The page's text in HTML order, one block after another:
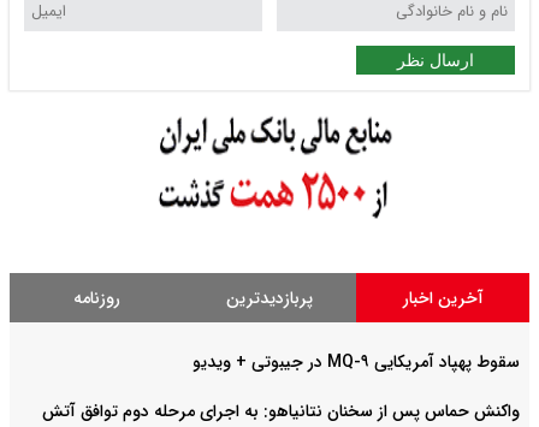
ارسال نظر
آخرین اخبار پربازدیدترین روزنامه
سقوط پهپاد آمریکایی MQ-۹ در جیبوتی + ویدیو
واکنش حماس پس از سخنان نتانیاهو: به اجرای مرحله دوم توافق آتش